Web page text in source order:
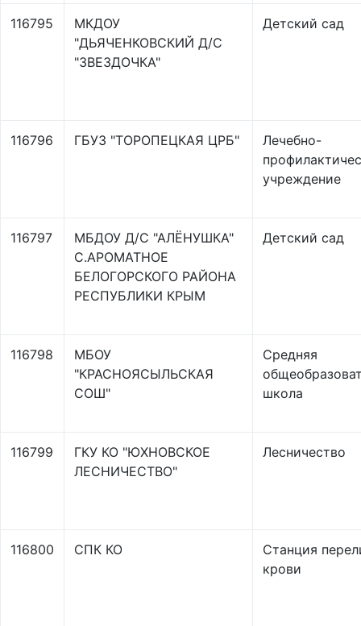
116795
МКДОУ
"ДЬЯЧЕНКОВСКИЙ Д/С
"ЗВЕЗДОЧКА"
Детский сад
116796 ГБУЗ "ТОРОПЕЦКАЯ ЦРБ"
Лечебно-
учреждение
116797
МБДОУ Д/С "АЛЁНУШКА"
С.АРОМАТНОЕ
БЕЛОГОРСКОГО РАЙОНА
РЕСПУБЛИКИ КРЫМ
Детский сад
116798
МБОУ
"КРАСНОЯСЫЛЬСКАЯ
СОШ"
Средняя
школа
116799
ГКУ КО "ЮХНОВСКОЕ
ЛЕСНИЧЕСТВО"
Лесничество
116800 СПК КО
Станция
крови